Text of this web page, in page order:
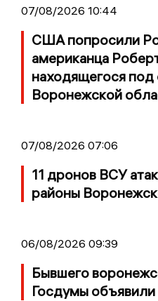
07/08/2026 10:44
США попросили
американца
находящегося под
Воронежской
07/08/2026 07:06
11 дронов ВСУ
районы
06/08/2026 09:39
Бывшего
Госдумы объявили